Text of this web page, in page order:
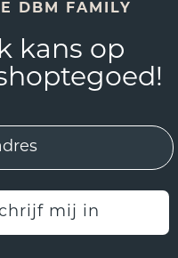
DBM FAMILY
kans op
mij in